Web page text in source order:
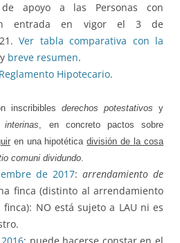
apoyo a las Personas con
entrada en vigor el 3 de
Ver tabla comparativa con la
y breve resumen.
Hipotecario.
inscribibles derechos potestativos y
interinas, en concreto pactos sobre
en una hipotéticadivisión de la cosa
comuni dividundo.
de 2017: arrendamiento de
finca (distinto al arrendamiento
NO está sujeto a LAU ni es